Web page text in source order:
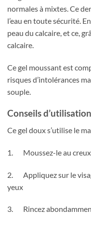
normales à mixtes. Ce
l’eau en toute sécurité.
peau du calcaire, et ce,
calcaire.
Ce gel moussant est
risques d’intolérances
souple.
Conseils d’utilisation
Ce gel doux s’utilise le
1. Moussez-le au creux
2. Appliquez sur le
yeux
3. Rincez